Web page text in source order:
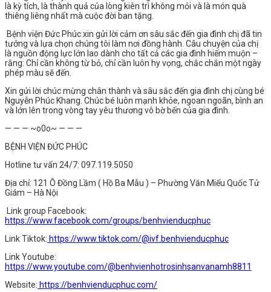
là kỳ tích, là thành quả của lòng kiên trì không mỏi và là món quà
thiêng liêng nhất mà cuộc đời ban tặng.
Bệnh viện Đức Phúc xin gửi lời cảm ơn sâu sắc đến gia đình chị đã tin
tưởng và lựa chọn chúng tôi làm nơi đồng hành. Câu chuyện của chị
là nguồn động lực lớn lao dành cho tất cả các gia đình hiếm muộn –
rằng: Chỉ cần không từ bỏ, chỉ cần luôn hy vọng, chắc chắn một ngày
phép màu sẽ đến.
Xin gửi lời chúc mừng chân thành và sâu sắc đến gia đình chị cùng bé
Nguyễn Phúc Khang. Chúc bé luôn mạnh khỏe, ngoan ngoãn, bình an
và lớn lên trong vòng tay yêu thương vô bờ bến của gia đình.
— — — ~o0o~ — — —
BỆNH VIỆN ĐỨC PHÚC
Hotline tư vấn 24/7: 097.119.5050
Địa chỉ: 121 Ô Đồng Lầm ( Hồ Ba Mẫu ) – Phường Văn Miếu Quốc Tử
Giám – Hà Nội
Link group Facebook:
https://www.facebook.com/groups/benhvienducphuc
Link Tiktok: https://www.tiktok.com/@ivf.benhvienducphuc
Link Youtube:
https://www.youtube.com/@benhvienhotrosinhsanvanamh8811
Website: https://benhvienducphuc.com/